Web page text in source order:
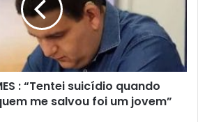
: “Tentei suicídio quando
me salvou foi um jovem”